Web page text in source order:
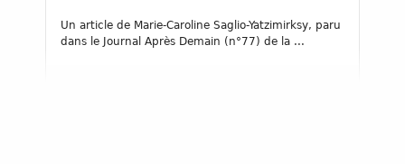
Un article de Marie-Caroline Saglio-Yatzimirksy, paru
dans le Journal Après Demain (n°77) de la ...